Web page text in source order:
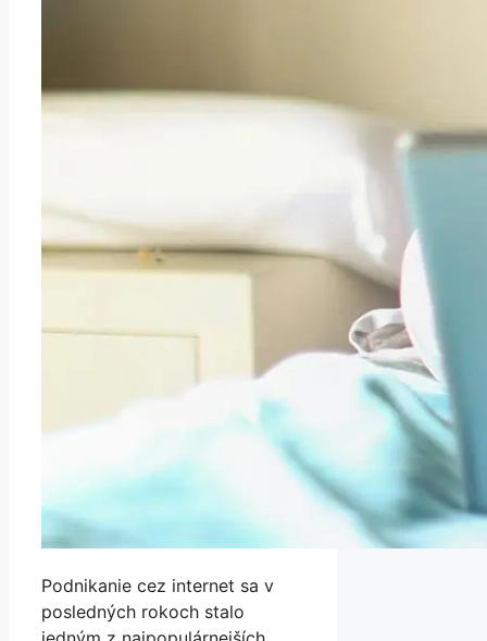
Podnikanie cez internet sa v
posledných rokoch stalo